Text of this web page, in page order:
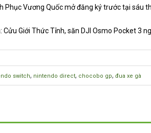
Phục Vương Quốc mở đăng ký trước tại sáu
Giới Thức Tỉnh, săn DJI Osmo Pocket 3
switch, nintendo direct, chocobo gp, đua xe gà